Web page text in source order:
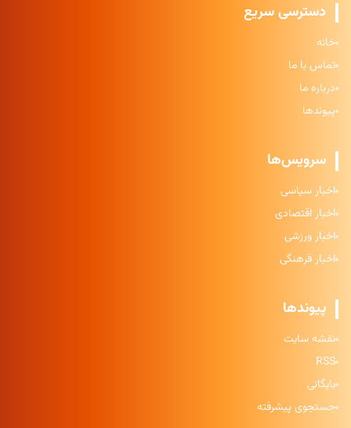
دسترسی سریع
خانه
تماس با ما
درباره ما
پیوندها
سرویس‌ها
اخبار سیاسی
اخبار اقتصادی
اخبار ورزشی
اخبار فرهنگی
پیوندها
نقشه سایت
RSS
بایگانی
جستجوی پیشرفته